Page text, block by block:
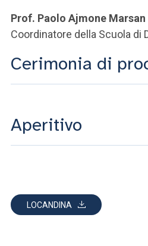
Prof. Paolo Ajmone Marsan
Coordinatore della Scuola di
Cerimonia di
Aperitivo
LOCANDINA